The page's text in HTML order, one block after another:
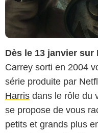
Dès le 13 janvier sur
Carrey sorti en 2004
série produite par
Harris dans le rôle du
se propose de vous
petits et grands plus